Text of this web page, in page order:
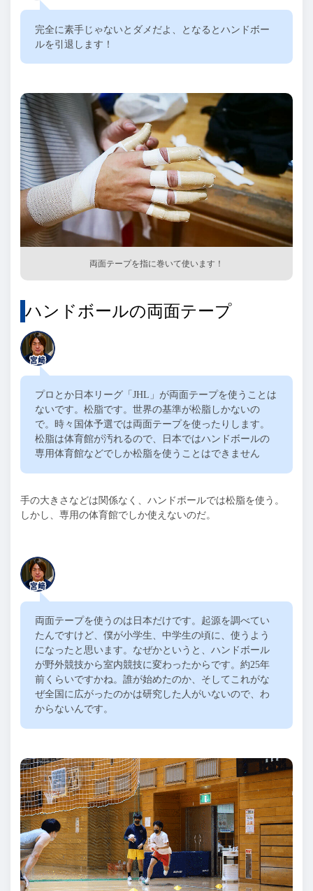
完全に素手じゃないとダメだよ、となるとハンドボー
ルを引退します！
両面テープを指に巻いて使います！
ハンドボールの両面テープ
プロとか日本リーグ「 JHL 」が両面テープを使うことは
ないです。松脂です。世界の基準が松脂しかないの
で。時々国体予選では両面テープを使ったりします。
松脂は体育館が汚れるので、日本ではハンドボールの
専用体育館などでしか松脂を使うことはできません
手の大きさなどは関係なく、ハンドボールでは松脂を使う。
しかし、専用の体育館でしか使えないのだ。
両面テープを使うのは日本だけです。起源を調べてい
たんですけど、僕が小学生、中学生の頃に、使うよう
になったと思います。なぜかというと、ハンドボール
が野外競技から室内競技に変わったからです。約25年
前くらいですかね。誰が始めたのか、そしてこれがな
ぜ全国に広がったのかは研究した人がいないので、わ
からないんです。